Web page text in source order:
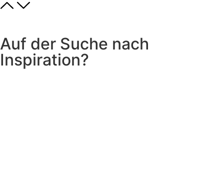
Auf der Suche nach
Inspiration?